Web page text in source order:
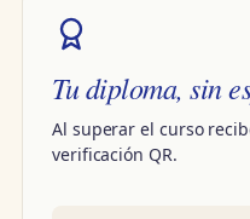
Tu diploma, sin
Al superar el curso
verificación QR.